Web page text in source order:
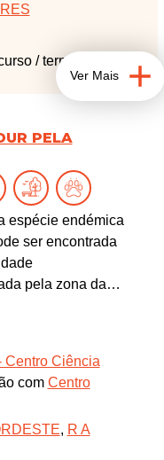
/ terminada
Ver Mais
PELA
espécie endémica
ser encontrada
pela zona da
ave
Centro Ciência
com Centro
, R A